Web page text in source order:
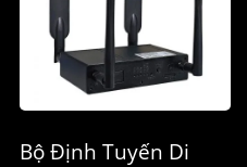
Bộ Định Tuyến Di